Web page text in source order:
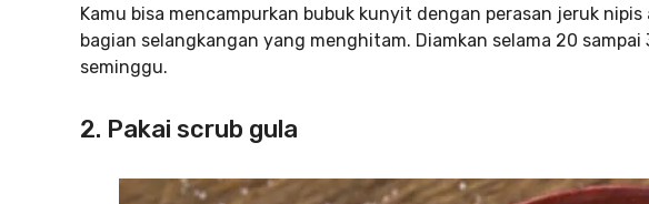
Kamu bisa mencampurkan bubuk kunyit dengan perasan jeruk
bagian selangkangan yang menghitam. Diamkan selama 20
seminggu.
2. Pakai scrub gula